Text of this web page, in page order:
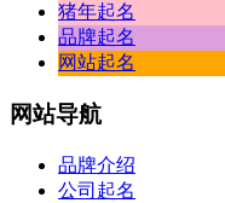
猪年起名
品牌起名
网站起名
网站导航
品牌介绍
公司起名